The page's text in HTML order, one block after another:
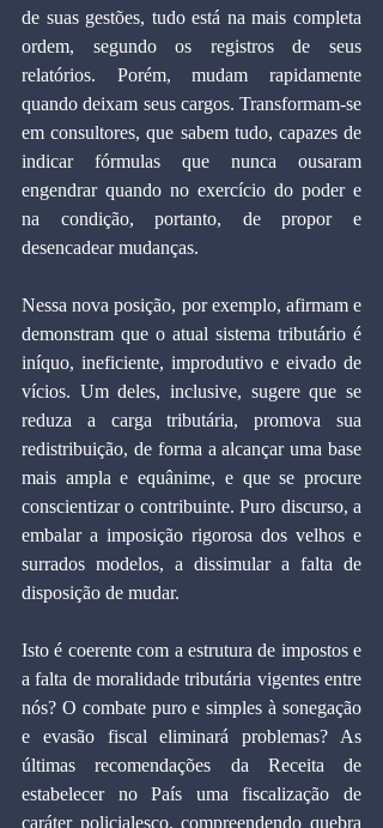
de suas gestões, tudo está na mais completa
ordem, segundo os registros de seus
relatórios. Porém, mudam rapidamente
quando deixam seus cargos. Transformam-se
em consultores, que sabem tudo, capazes de
indicar fórmulas que nunca ousaram
engendrar quando no exercício do poder e
na condição, portanto, de propor e
desencadear mudanças.
Nessa nova posição, por exemplo, afirmam e
demonstram que o atual sistema tributário é
iníquo, ineficiente, improdutivo e eivado de
vícios. Um deles, inclusive, sugere que se
reduza a carga tributária, promova sua
redistribuição, de forma a alcançar uma base
mais ampla e equânime, e que se procure
conscientizar o contribuinte. Puro discurso, a
embalar a imposição rigorosa dos velhos e
surrados modelos, a dissimular a falta de
disposição de mudar.
Isto é coerente com a estrutura de impostos e
a falta de moralidade tributária vigentes entre
nós? O combate puro e simples à sonegação
e evasão fiscal eliminará problemas? As
últimas recomendações da Receita de
estabelecer no País uma fiscalização de
caráter policialesco, compreendendo quebra